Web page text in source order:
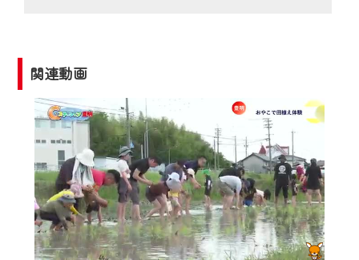
関連動画
2024年9月24日からはご加入者様へのサー
ビス向上のため、
『CCNet Web TV』を利用いただくには、
一部コンテンツを除き、
CCNetサービスへの加入と『CCNetマイ
ページ※』へのログインが必要となりま
す。
何卒、ご理解ご了承の程よろしくお願い
いたします。